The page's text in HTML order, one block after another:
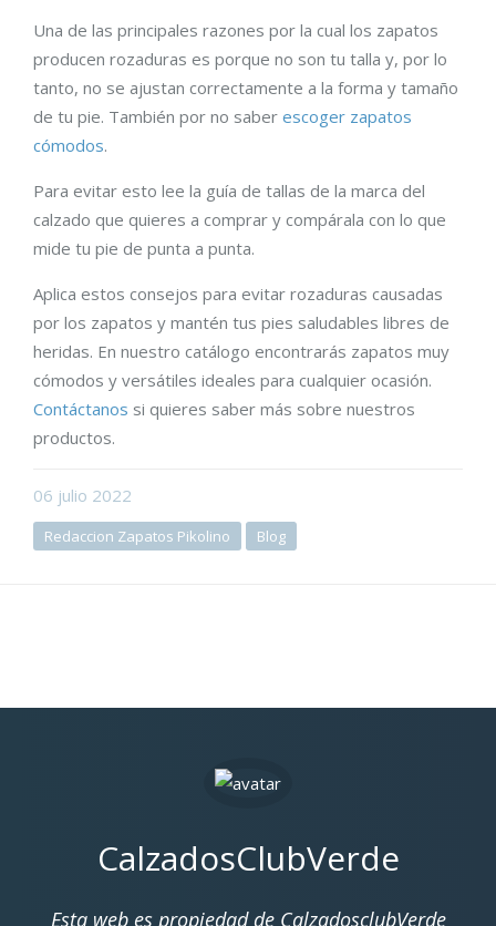
Una de las principales razones por la cual los zapatos
producen rozaduras es porque no son tu talla y, por lo
tanto, no se ajustan correctamente a la forma y tamaño
de tu pie. También por no saber escoger zapatos
cómodos.
Para evitar esto lee la guía de tallas de la marca del
calzado que quieres a comprar y compárala con lo que
mide tu pie de punta a punta.
Aplica estos consejos para evitar rozaduras causadas
por los zapatos y mantén tus pies saludables libres de
heridas. En nuestro catálogo encontrarás zapatos muy
cómodos y versátiles ideales para cualquier ocasión.
Contáctanos si quieres saber más sobre nuestros
productos.
06 julio 2022
Redaccion Zapatos Pikolino Blog
CalzadosClubVerde
Esta web es propiedad de CalzadosclubVerde